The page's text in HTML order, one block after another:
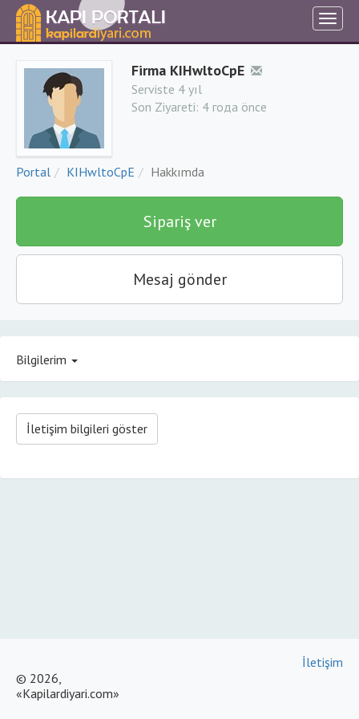
Firma KIHwltoCpE
Serviste 4 yıl
Son Ziyareti: 4 года önce
Portal KIHwltoCpE Hakkımda
Sipariş ver
Mesaj gönder
Bilgilerim
İletişim bilgileri göster
© 2026,
«Kapilardiyari.com»
İletişim